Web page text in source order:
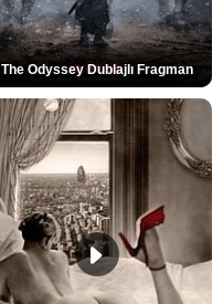
The Odyssey Dublajlı Fragman